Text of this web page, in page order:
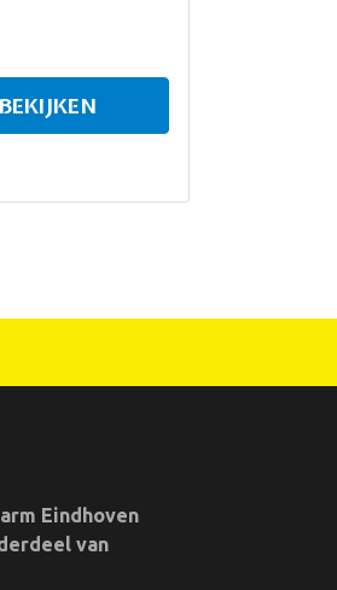
BEKIJKEN
Eindhoven
van